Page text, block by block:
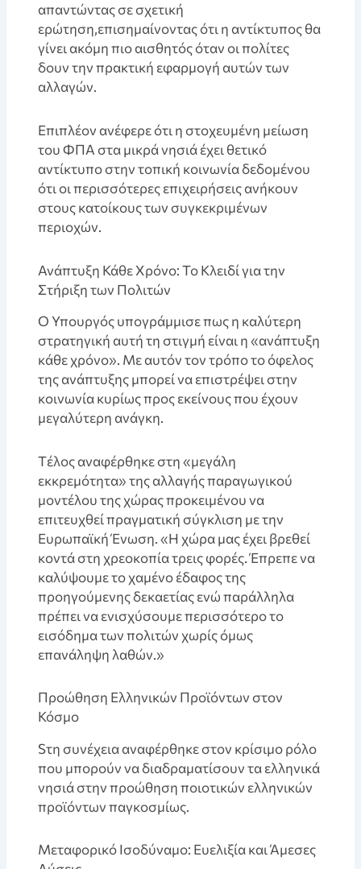
απαντώντας σε σχετική
ερώτηση,επισημαίνοντας ότι η αντίκτυπος θα
γίνει ακόμη πιο αισθητός όταν οι πολίτες
δουν την πρακτική εφαρμογή αυτών των
αλλαγών.
Επιπλέον ανέφερε ότι η στοχευμένη μείωση
του ΦΠΑ στα μικρά νησιά έχει θετικό
αντίκτυπο στην τοπική κοινωνία δεδομένου
ότι οι περισσότερες επιχειρήσεις ανήκουν
στους κατοίκους των συγκεκριμένων
περιοχών.
Ανάπτυξη Κάθε Χρόνο: Το Κλειδί για την
Στήριξη των Πολιτών
Ο Υπουργός υπογράμμισε πως η καλύτερη
στρατηγική αυτή τη στιγμή είναι η «ανάπτυξη
κάθε χρόνο». Με αυτόν τον τρόπο το όφελος
της ανάπτυξης μπορεί να επιστρέψει στην
κοινωνία κυρίως προς εκείνους που έχουν
μεγαλύτερη ανάγκη.
Tέλος αναφέρθηκε στη «μεγάλη
εκκρεμότητα» της αλλαγής παραγωγικού
μοντέλου της χώρας προκειμένου να
επιτευχθεί πραγματική σύγκλιση με την
Ευρωπαϊκή Ένωση. «Η χώρα μας έχει βρεθεί
κοντά στη χρεοκοπία τρεις φορές. Έπρεπε να
καλύψουμε το χαμένο έδαφος της
προηγούμενης δεκαετίας ενώ παράλληλα
πρέπει να ενισχύσουμε περισσότερο το
εισόδημα των πολιτών χωρίς όμως
επανάληψη λαθών.»
Προώθηση Ελληνικών Προϊόντων στον
Κόσμο
Sτη συνέχεια αναφέρθηκε στον κρίσιμο ρόλο
που μπορούν να διαδραματίσουν τα ελληνικά
νησιά στην προώθηση ποιοτικών ελληνικών
προϊόντων παγκοσμίως.
Μεταφορικό Ισοδύναμο: Ευελιξία και Άμεσες